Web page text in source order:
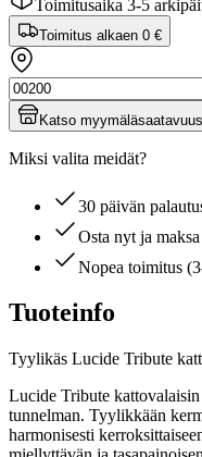
Toimitusaika 3-5
Toimitus alkaen 0 €
Katso myymäläsaatavuus
Miksi valita meidät?
30 päivän
Osta nyt ja
Nopea toimitus
Tuoteinfo
Tyylikäs Lucide Tribute
Lucide Tribute
tunnelman. Tyylikkään
harmonisesti